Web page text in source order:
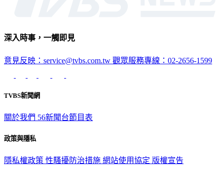
深入時事，一觸即見
意見反映：service@tvbs.com.tw 觀眾服務專線：02-2656-1599
TVBS新聞網
關於我們 56新聞台節目表
政策與隱私
隱私權政策 性騷擾防治措施 網站使用協定 版權宣告